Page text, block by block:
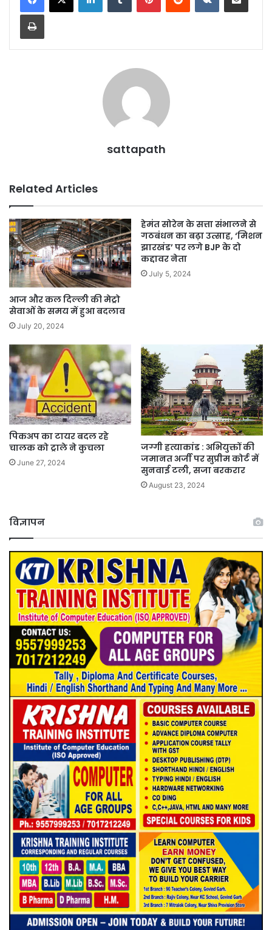
Print
sattapath
Related Articles
आज और कल दिल्ली की मेट्रो
सेवाओं के समय में हुआ बदलाव
July 20, 2024
हेमंत सोरेन के सत्ता संभालने से
गठबंधन का बढ़ा उत्साह, ‘मिशन
झारखंड’ पर लगे BJP के दो
कद्दावर नेता
July 5, 2024
पिकअप का टायर बदल रहे
चालक को ट्राले ने कुचला
June 27, 2024
जग्गी हत्याकांड : अभियुक्तों की
जमानत अर्जी पर सुप्रीम कोर्ट में
सुनवाई टली, सजा बरकरार
August 23, 2024
विज्ञापन